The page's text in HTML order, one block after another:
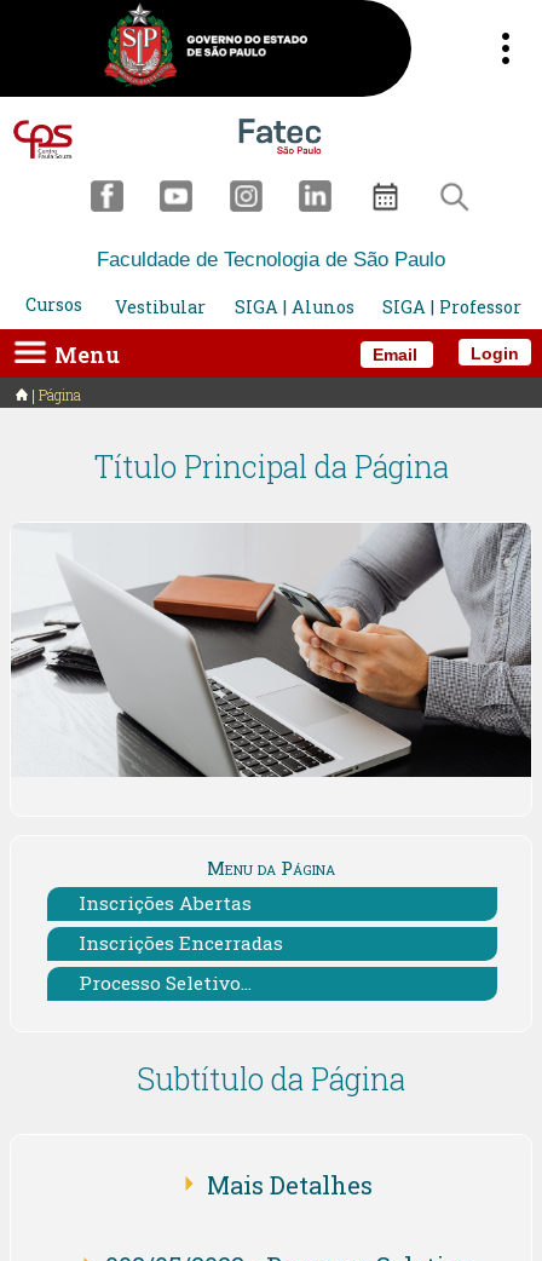
Email
Faculdade de Tecnologia de São Paulo
Cursos
Vestibular SIGA | Alunos SIGA | Professor
Menu Login
Página
Título Principal da Página
Menu da Página
Inscrições Abertas
Inscrições Encerradas
Processo Seletivo...
Subtítulo da Página
Mais Detalhes